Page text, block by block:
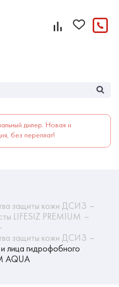
дилер. Новая и
без переплат!
защиты кожи ДСИЗ
LIFESIZ PREMIUM
защиты кожи ДСИЗ
лица гидрофобного
AQUA